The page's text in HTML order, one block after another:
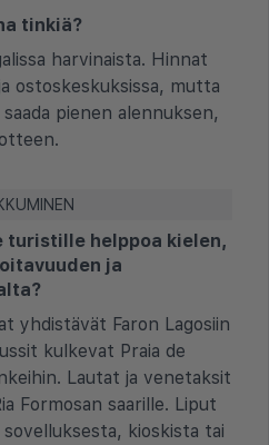
tinkiä?
harvinaista. Hinnat
ostoskeskuksissa, mutta
pienen alennuksen,
turistille helppoa kielen,
ja
yhdistävät Faron Lagosiin
kulkevat Praia de
Lautat ja venetaksit
Formosan saarille. Liput
kioskista tai